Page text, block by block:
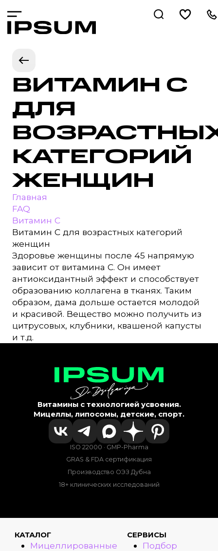
ВИТАМИН С
ДЛЯ
КАТЕГОРИЙ
ЖЕНЩИН
Главная
FAQ
Витамин С
Витамин С для возрастных категорий
женщин
Здоровье женщины после 45 напрямую
зависит от витамина С. Он имеет
антиоксидантный эффект и способствует
образованию коллагена в тканях. Таким
образом, дама дольше остается молодой
и красивой. Вещество можно получить из
цитрусовых, клубники, квашеной капусты
и т.д.
Витамины с технологией усвоения.
Мицеллы, липосомы, детские, спорт.
ISO 22000 · GMP-Pharma
GRAS & FDA сертификация
Производство ОЭЗ Дубна
18+ клинических исследований
КАТАЛОГ
Мицеллированные
СЕРВИСЫ
Подбор